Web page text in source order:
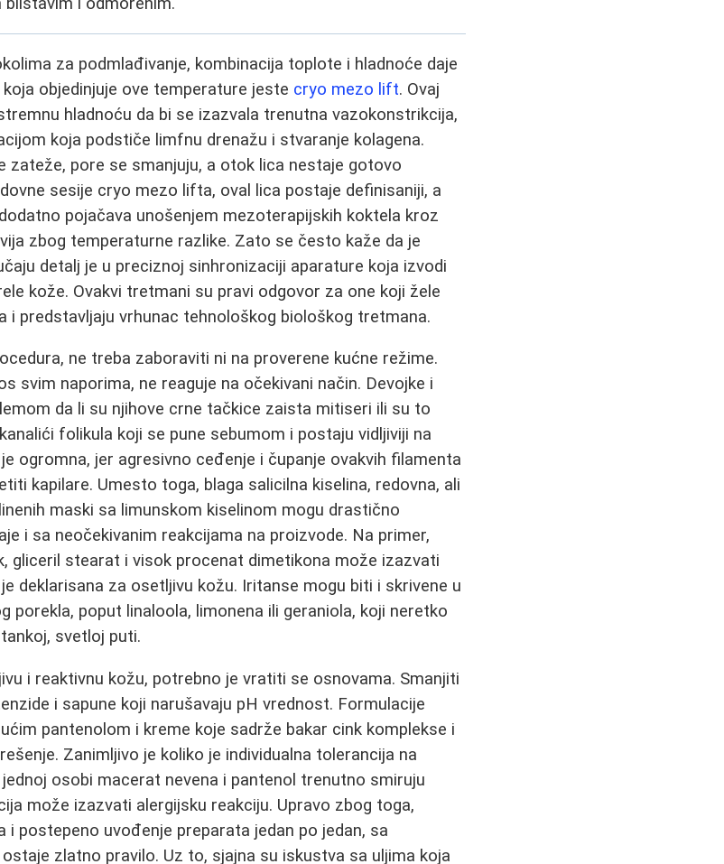
za podmlađivanje, kombinacija toplote i hladnoće daje
objedinjuje ove temperature jeste cryo mezo lift. Ovaj
hladnoću da bi se izazvala trenutna vazokonstrikcija,
koja podstiče limfnu drenažu i stvaranje kolagena.
pore se smanjuju, a otok lica nestaje gotovo
sesije cryo mezo lifta, oval lica postaje definisaniji, a
pojačava unošenjem mezoterapijskih koktela kroz
zbog temperaturne razlike. Zato se često kaže da je
detalj je u preciznoj sinhronizaciji aparature koja izvodi
kože. Ovakvi tretmani su pravi odgovor za one koji žele
i predstavljaju vrhunac tehnološkog biološkog tretmana.
ne treba zaboraviti ni na proverene kućne režime.
svim naporima, ne reaguje na očekivani način. Devojke i
da li su njihove crne tačkice zaista mitiseri ili su to
folikula koji se pune sebumom i postaju vidljiviji na
ogromna, jer agresivno ceđenje i čupanje ovakvih filamenta
kapilare. Umesto toga, blaga salicilna kiselina, redovna, ali
maski sa limunskom kiselinom mogu drastično
i sa neočekivanim reakcijama na proizvode. Na primer,
gliceril stearat i visok procenat dimetikona može izazvati
deklarisana za osetljivu kožu. Iritanse mogu biti i skrivene u
porekla, poput linaloola, limonena ili geraniola, koji neretko
svetloj puti.
i reaktivnu kožu, potrebno je vratiti se osnovama. Smanjiti
i sapune koji narušavaju pH vrednost. Formulacije
pantenolom i kreme koje sadrže bakar cink komplekse i
Zanimljivo je koliko je individualna tolerancija na
osobi macerat nevena i pantenol trenutno smiruju
može izazvati alergijsku reakciju. Upravo zbog toga,
postepeno uvođenje preparata jedan po jedan, sa
zlatno pravilo. Uz to, sjajna su iskustva sa uljima koja